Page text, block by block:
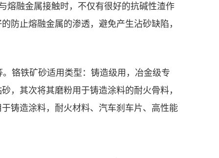
融金属接触时，不仅有很好的抗碱性渣作
防止熔融金属的渗透，避免产生沾砂缺陷，
铬铁矿砂适用类型：铸造级用，冶金级专
，其次将其磨粉用于铸造涂料的耐火骨料，
铸造涂料，耐火材料、汽车刹车片、高性能